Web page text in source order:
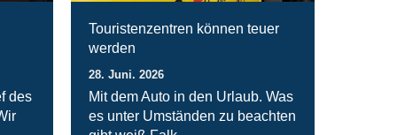
des
Touristenzentren können teuer
werden
28. Juni. 2026
Mit dem Auto in den Urlaub. Was
es unter Umständen zu beachten